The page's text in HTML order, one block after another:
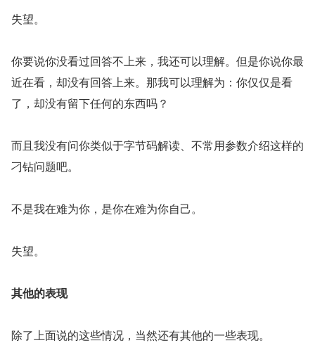
失望。
你要说你没看过回答不上来，我还可以理解。但是你说你最
近在看，却没有回答上来。那我可以理解为：你仅仅是看
了，却没有留下任何的东西吗？
而且我没有问你类似于字节码解读、不常用参数介绍这样的
刁钻问题吧。
不是我在难为你，是你在难为你自己。
失望。
其他的表现
除了上面说的这些情况，当然还有其他的一些表现。